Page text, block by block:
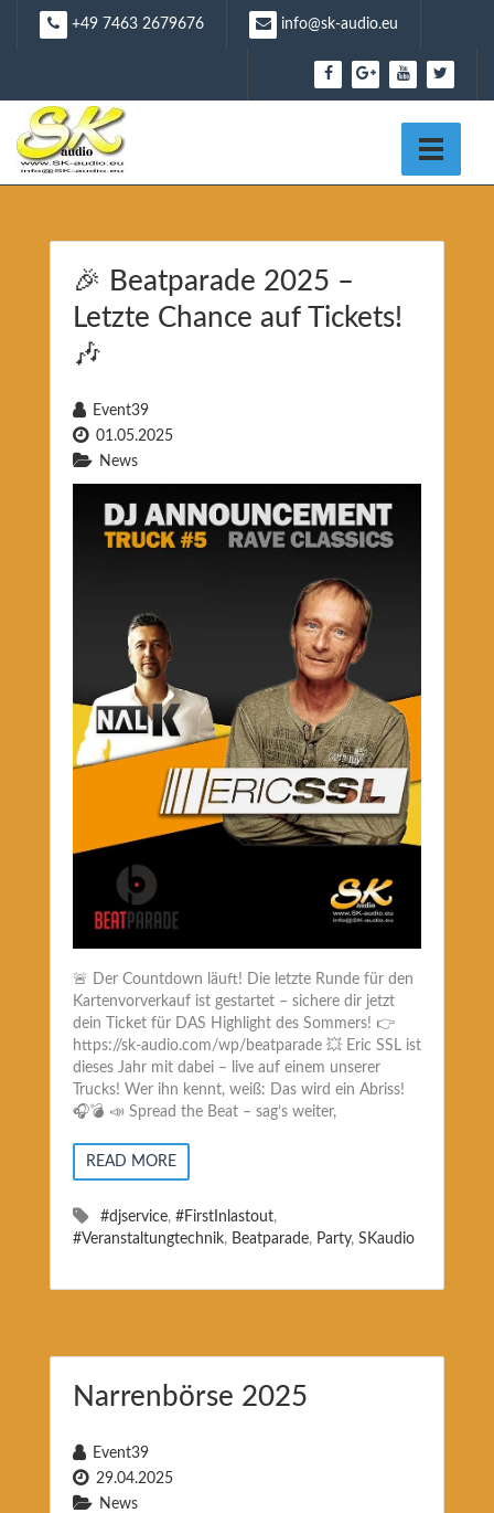
content
+49 7463 2679676 info@sk-audio.eu
🎉 Beatparade 2025 –
Letzte Chance auf Tickets!
🎶
Event39
01.05.2025
News
🚨 Der Countdown läuft! Die letzte Runde für den
Kartenvorverkauf ist gestartet – sichere dir jetzt
dein Ticket für DAS Highlight des Sommers! 👉
https://sk-audio.com/wp/beatparade 💥 Eric SSL ist
dieses Jahr mit dabei – live auf einem unserer
Trucks! Wer ihn kennt, weiß: Das wird ein Abriss!
🎧💣 📣 Spread the Beat – sag’s weiter,
READ MORE
#djservice, #FirstInlastout,
#Veranstaltungtechnik, Beatparade, Party, SKaudio
Narrenbörse 2025
Event39
29.04.2025
News